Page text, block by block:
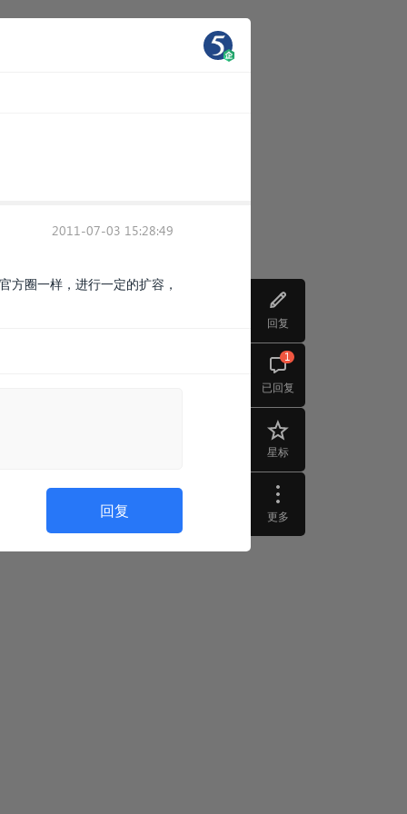
回复
已回复
1
星标
更多
2011-07-03 15:28:49
方圈一样，进行一定的扩容，
回复